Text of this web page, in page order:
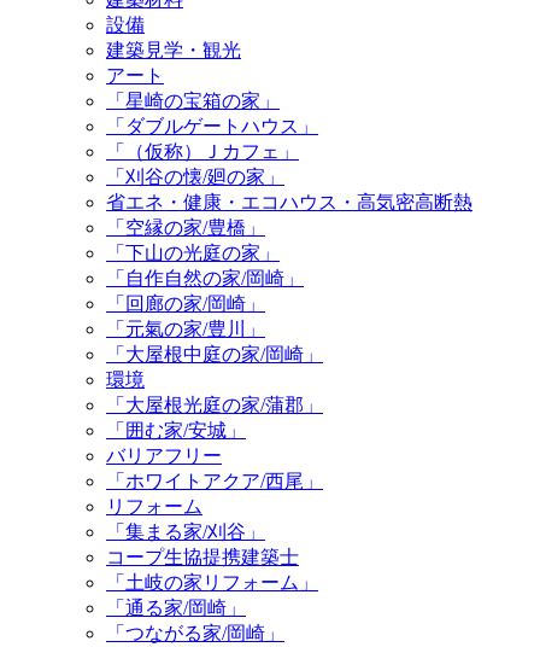
設備
建築見学・観光
アート
「星崎の宝箱の家」
「ダブルゲートハウス」
「（仮称）Ｊカフェ」
「刈谷の懐/廻の家」
省エネ・健康・エコハウス・高気密高断熱
「空縁の家/豊橋」
「下山の光庭の家」
「自作自然の家/岡崎」
「回廊の家/岡崎」
「元氣の家/豊川」
「大屋根中庭の家/岡崎」
環境
「大屋根光庭の家/蒲郡」
「囲む家/安城」
バリアフリー
「ホワイトアクア/西尾」
リフォーム
「集まる家/刈谷」
コープ生協提携建築士
「土岐の家リフォーム」
「通る家/岡崎」
「つながる家/岡崎」